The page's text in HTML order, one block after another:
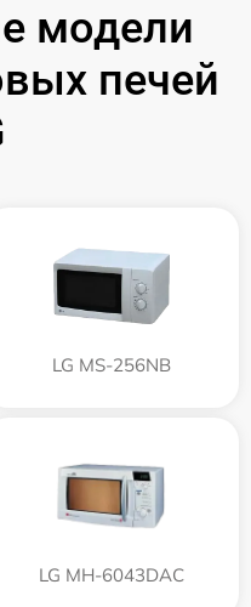
модели
печей
LG MS-256NB
LG MH-6043DAC